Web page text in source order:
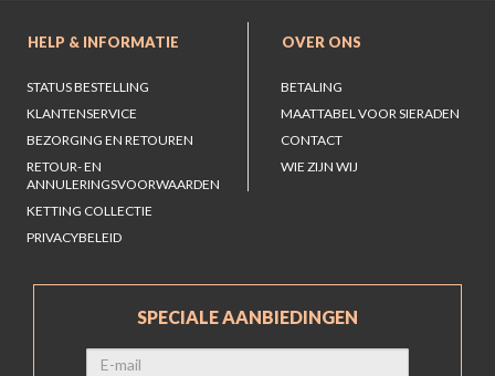
HELP & INFORMATIE
STATUS BESTELLING
KLANTENSERVICE
BEZORGING EN RETOUREN
RETOUR- EN
ANNULERINGSVOORWAARDEN
KETTING COLLECTIE
PRIVACYBELEID
OVER ONS
BETALING
MAATTABEL VOOR SIERADEN
CONTACT
WIE ZIJN WIJ
SPECIALE AANBIEDINGEN